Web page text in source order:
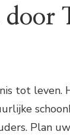
tot
Plan